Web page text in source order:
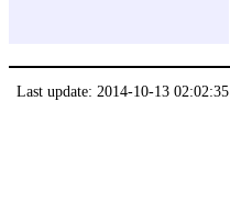
Last update: 2014-10-13 02:02:35